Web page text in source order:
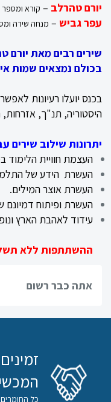
שלנו
לשון
מדעים
ספרות
תנ”ך
מתמטיקה
גיאוגרפיה
פסיכולוגיה
אזרחות
תרבות
יורם טהרלב – קורא ומספר
עפר גביש – מנחה שירה
שירים רבים מאת יורם
בכולם נמצאים שמות
בכנס יועלו רעיונות
היסטוריה, תנ"ך,
יתרונות שילוב שירים
העצמת חוויית הלימוד
העשרת הידע של
העשרת אוצר המילים.
העשרת ופיתוח דמיונם
עידוד לאהבת הארץ
ההשתתפות ללא
אתה כבר רשום
כל החומרים